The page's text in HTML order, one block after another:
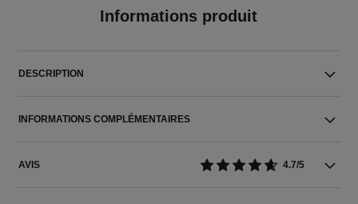
Informations produit
DESCRIPTION
INFORMATIONS COMPLÉMENTAIRES
AVIS 4.7/5